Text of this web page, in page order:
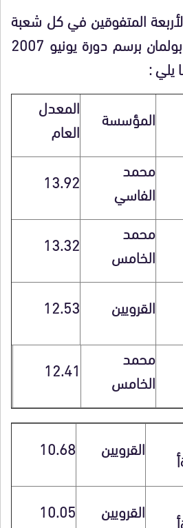
الأربعة المتفوقين في كل شعبة
بأكاديمية جهة فاس بولمان برسم دورة يونيو 2007
يلي :
المؤسسة
المعدل
العام
محمد
الفاسي
13.92
محمد
الخامس
13.32
القرويين
12.53
محمد
الخامس
12.41
القرويين 10.68
القرويين 10.05